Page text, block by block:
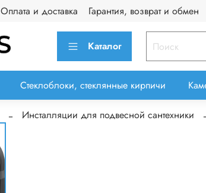
Оплата и доставка Гарантия, возврат и обмен
Каталог
Стеклоблоки, стеклянные кирпичи
Инсталляции для подвесной сантехники